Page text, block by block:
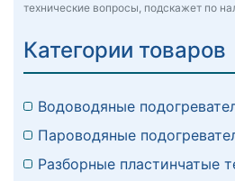
технические вопросы, подскажет по
Категории товаров
Водоводяные
Пароводяные
Разборные пластинчатые